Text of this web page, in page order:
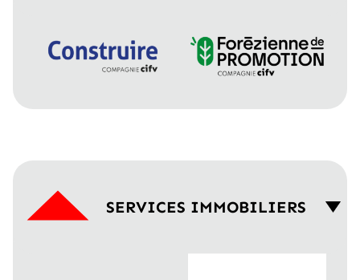
SERVICES IMMOBILIERS